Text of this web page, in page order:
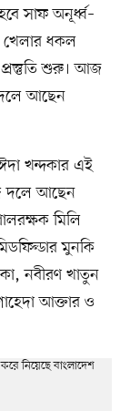
সাফ অনূর্ধ্ব–
খেলার ধকল
শুরু। আজ
আছেন
খন্দকার এই
দলে আছেন
মিলি
মুনকি
নবীরণ খাতুন
আক্তার ও